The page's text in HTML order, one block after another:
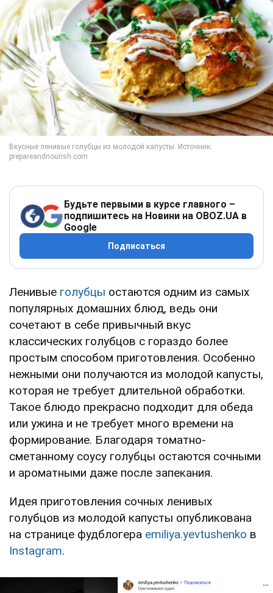
Будьте первыми в курсе главного –
подпишитесь на Новини на OBOZ.UA в
Google
Подписаться
Ленивые голубцы остаются одним из самых
популярных домашних блюд, ведь они
сочетают в себе привычный вкус
классических голубцов с гораздо более
простым способом приготовления. Особенно
нежными они получаются из молодой капусты,
которая не требует длительной обработки.
Такое блюдо прекрасно подходит для обеда
или ужина и не требует много времени на
формирование. Благодаря томатно-
сметанному соусу голубцы остаются сочными
и ароматными даже после запекания.
Идея приготовления сочных ленивых
голубцов из молодой капусты опубликована
на странице фудблогера emiliya.yevtushenko в
Instagram.